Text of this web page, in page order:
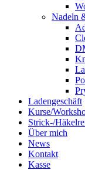
Nadeln
Ladengeschäft
Kurse/
Strick-/
Über mich
News
Kontakt
Kasse